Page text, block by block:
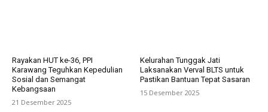
Rayakan HUT ke-36, PPI
Karawang Teguhkan Kepedulian
Sosial dan Semangat
Kebangsaan
21 Desember 2025
Kelurahan Tunggak Jati
Laksanakan Verval BLTS untuk
Pastikan Bantuan Tepat Sasaran
15 Desember 2025